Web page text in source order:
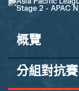
概覽
分組對抗賽